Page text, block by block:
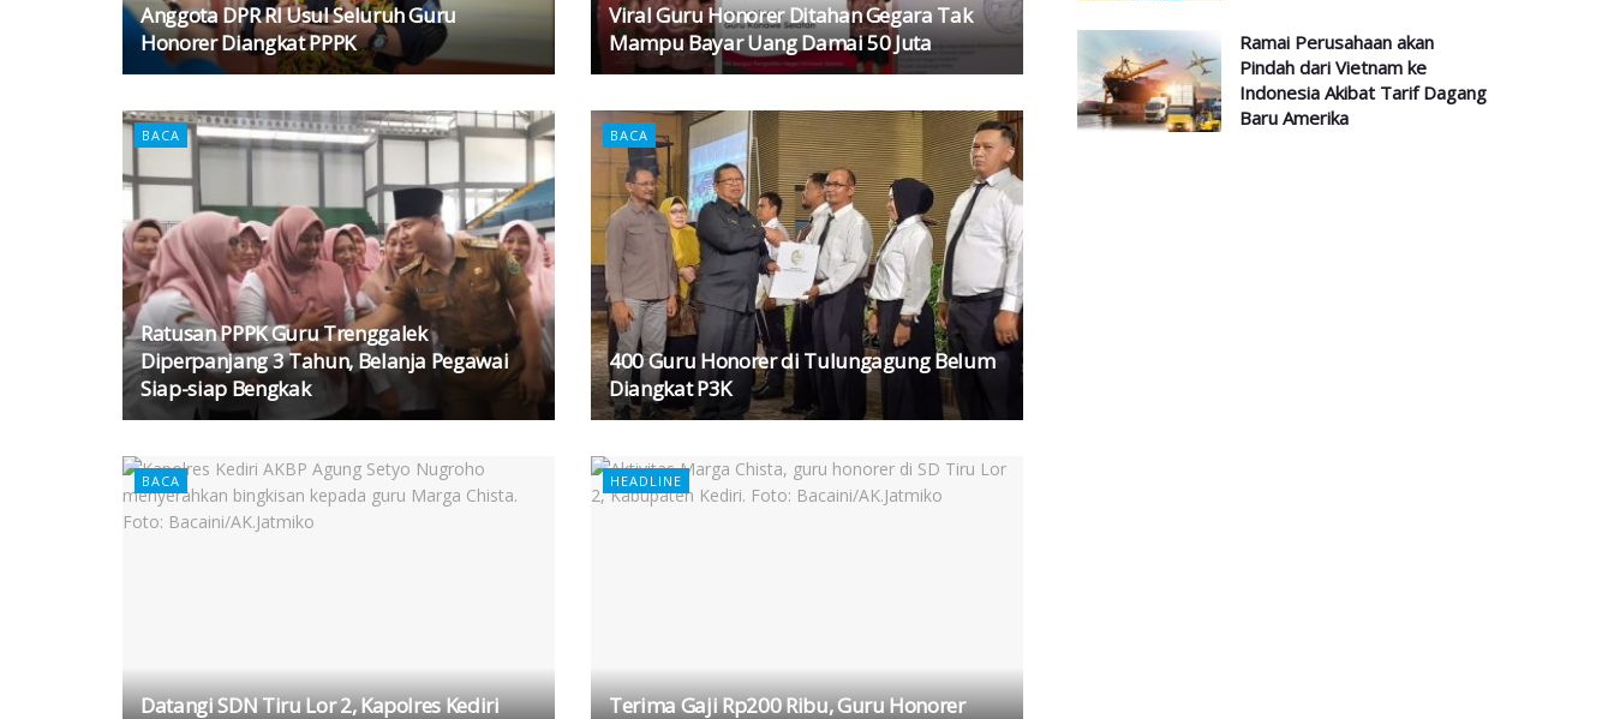
Anggota DPR RI Usul Seluruh Guru
Honorer Diangkat PPPK
Viral Guru Honorer Ditahan Gegara Tak
Mampu Bayar Uang Damai 50 Juta
BACA
Ratusan PPPK Guru Trenggalek
Diperpanjang 3 Tahun, Belanja Pegawai
Siap-siap Bengkak
BACA
400 Guru Honorer di Tulungagung Belum
Diangkat P3K
BACA
Datangi SDN Tiru Lor 2, Kapolres Kediri
HEADLINE
Terima Gaji Rp200 Ribu, Guru Honorer
Ramai Perusahaan akan
Pindah dari Vietnam ke
Indonesia Akibat Tarif Dagang
Baru Amerika